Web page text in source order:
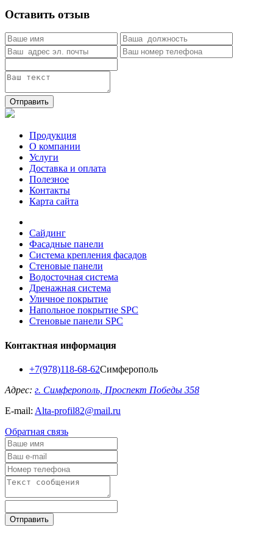
Оставить отзыв
Отправить
Продукция
О компании
Услуги
Доставка и оплата
Полезное
Контакты
Карта сайта
Сайдинг
Фасадные панели
Система крепления фасадов
Стеновые панели
Водосточная система
Дренажная система
Уличное покрытие
Напольное покрытие SPC
Стеновые панели SPC
Контактная информация
+7(978)118-68-62Симферополь
Адрес: г. Симферополь, Проспект Победы 358
E-mail: Alta-profil82@mail.ru
Обратная связь
Отправить